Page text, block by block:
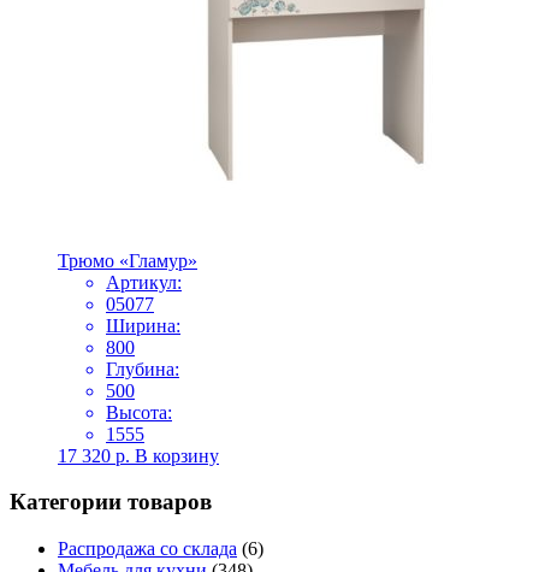
Трюмо «Гламур»
Артикул:
05077
Ширина:
800
Глубина:
500
Высота:
1555
17 320 р. В корзину
Категории товаров
Распродажа со склада (6)